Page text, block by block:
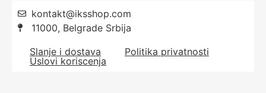
kontakt@iksshop.com
11000, Belgrade Srbija
Slanje i dostava
Politika privatnosti
Uslovi koriscenja